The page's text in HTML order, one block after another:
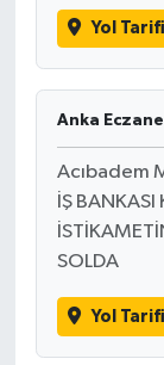
Yol Tarifi
Anka
Acıbadem
İŞ
SOLDA
Yol Tarifi